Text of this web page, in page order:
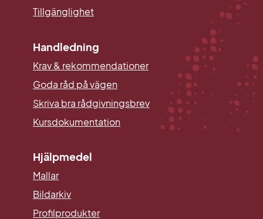
Tillgänglighet
Handledning
Krav & rekommendationer
Goda råd på vägen
Skriva bra rådgivningsbrev
Kursdokumentation
Hjälpmedel
Mallar
BildarkivLänk till annan webbplats.
Profilprodukter